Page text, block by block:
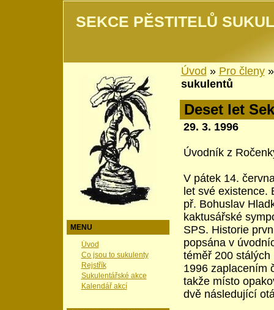
SEKCE PĚSTITELŮ
MENU
Úvod
Co jsou to sukulenty
Rejstřík
Sukulentářské akce
Kalendář akcí
Úvod » Pro členy
sukulentů
Deset let
29. 3. 1996
Úvodník z
V pátek 14.
let své existence.
př. Bohuslav
kaktusářské
SPS. Historie
popsána v
téměř 200
1996 zaplacením
takže místo
dvě následující